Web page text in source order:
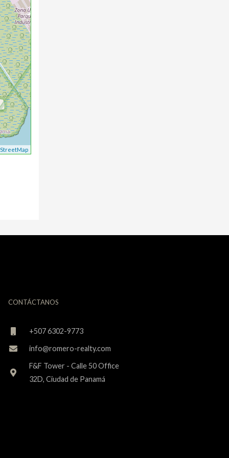
CONTÁCTANOS
+507 6302-9773
info@romero-realty.com
F&F Tower - Calle 50 Office
32D, Ciudad de Panamá